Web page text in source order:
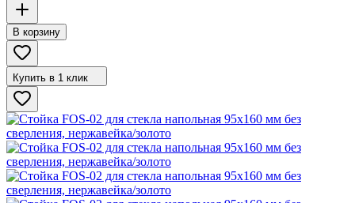
В корзину
Купить в 1 клик